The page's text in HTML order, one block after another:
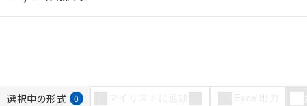
選択中の形式 0 マイリストに追加 Excel出力